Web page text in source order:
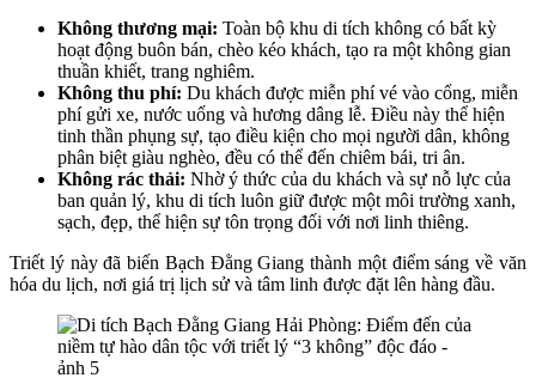
Không thương mại: Toàn bộ khu di tích không có bất kỳ
hoạt động buôn bán, chèo kéo khách, tạo ra một không gian
thuần khiết, trang nghiêm.
Không thu phí: Du khách được miễn phí vé vào cổng, miễn
phí gửi xe, nước uống và hương dâng lễ. Điều này thể hiện
tinh thần phụng sự, tạo điều kiện cho mọi người dân, không
phân biệt giàu nghèo, đều có thể đến chiêm bái, tri ân.
Không rác thải: Nhờ ý thức của du khách và sự nỗ lực của
ban quản lý, khu di tích luôn giữ được một môi trường xanh,
sạch, đẹp, thể hiện sự tôn trọng đối với nơi linh thiêng.
Triết lý này đã biến Bạch Đằng Giang thành một điểm sáng về văn
hóa du lịch, nơi giá trị lịch sử và tâm linh được đặt lên hàng đầu.